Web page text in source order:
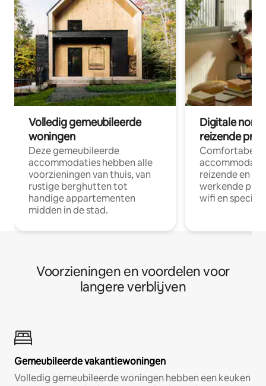
Volledig gemeubileerde
woningen
Deze gemeubileerde
accommodaties hebben alle
voorzieningen van thuis, van
rustige berghutten tot
handige appartementen
midden in de stad.
Digitale
reizende
Comfortabele
reizende en
werkende
wifi en
Voorzieningen en voordelen voor
langere verblijven
Gemeubileerde vakantiewoningen
Volledig gemeubileerde woningen hebben een keuken